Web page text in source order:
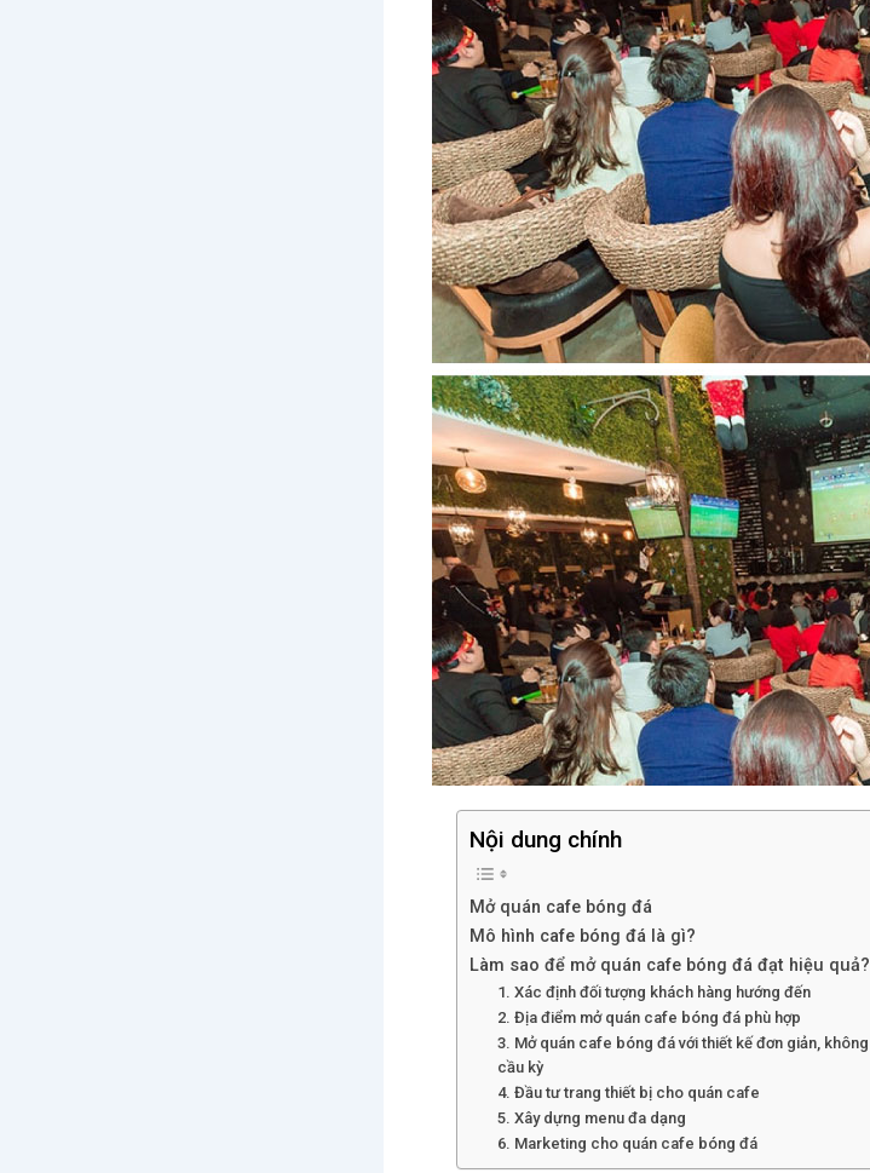
Nội dung chính
Mở quán cafe bóng đá
Mô hình cafe bóng đá là gì?
Làm sao để mở quán cafe bóng đá đạt hiệu quả?
1. Xác định đối tượng khách hàng hướng đến
2. Địa điểm mở quán cafe bóng đá phù hợp
3. Mở quán cafe bóng đá với thiết kế đơn giản, không
cầu kỳ
4. Đầu tư trang thiết bị cho quán cafe
5. Xây dựng menu đa dạng
6. Marketing cho quán cafe bóng đá